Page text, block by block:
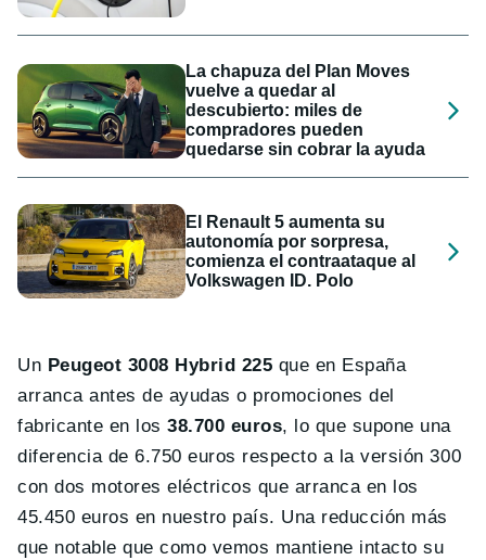
La chapuza del Plan Moves
vuelve a quedar al
descubierto: miles de
compradores pueden
quedarse sin cobrar la ayuda
El Renault 5 aumenta su
autonomía por sorpresa,
comienza el contraataque al
Volkswagen ID. Polo
Un Peugeot 3008 Hybrid 225 que en España
arranca antes de ayudas o promociones del
fabricante en los38.700 euros, lo que supone una
diferencia de 6.750 euros respecto a la versión 300
con dos motores eléctricos que arranca en los
45.450 euros en nuestro país. Una reducción más
que notable que como vemos mantiene intacto su